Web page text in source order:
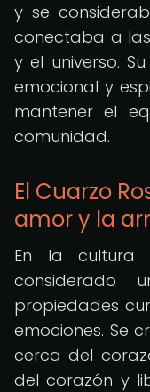
y se
conectaba a
y el universo.
emocional y
mantener el
comunidad.
El Cuarzo
amor y la
En la cultura
considerado
propiedades
emociones. Se
cerca del
del corazón y